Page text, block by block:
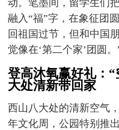
动。笔墨间，留学生们
融入“福”字，在象征团
回祖国过节，但和中国
觉像在‘第二个家’团圆
登高沐氧赢好礼： “
大处清新带回家
西山八大处的清新空气
年文化周，公园特别推